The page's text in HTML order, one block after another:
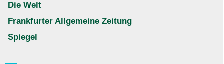
Die Welt
Frankfurter Allgemeine Zeitung
Spiegel